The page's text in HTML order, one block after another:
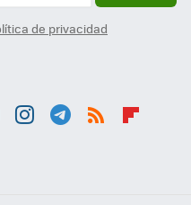
de privacidad